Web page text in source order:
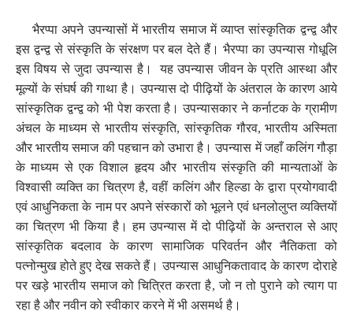
भैरप्पा अपने उपन्यासों में भारतीय समाज में व्याप्त सांस्कृतिक द्वन्द्व और
इस द्वन्द्व से संस्कृति के संरक्षण पर बल देते हैं। भैरप्पा का उपन्यास गोधूलि
इस विषय से जुदा उपन्यास है।
यह उपन्यास जीवन के प्रति आस्था और
मूल्यों के संघर्ष की गाथा है। उपन्यास दो पीढ़ियों के अंतराल के कारण आये
सांस्कृतिक द्वन्द्व को भी पेश करता है। उपन्यासकार ने कर्नाटक के ग्रामीण
अंचल के माध्यम से भारतीय संस्कृति,सांस्कृतिक गौरव,भारतीय अस्मिता
और भारतीय समाज की पहचान को उभारा है। उपन्यास में जहाँ कलिंग गौड़ा
के माध्यम से एक विशाल हृदय और भारतीय संस्कृति की मान्यताओं के
विश्वासी व्यक्ति का चित्रण है,वहीं कलिंग और हिल्डा के द्वारा प्रयोगवादी
एवं आधुनिकता के नाम पर अपने संस्कारों को भूलने एवं धनलोलुप्त व्यक्तियों
का चित्रण भी किया है। हम उपन्यास में दो पीढ़ियों के अन्तराल से आए
सांस्कृतिक बदलाव के कारण सामाजिक परिवर्तन और नैतिकता को
पत्नोन्मुख होते हुए देख सकते हैं। उपन्यास आधुनिकतावाद के कारण दोराहे
पर खड़े भारतीय समाज को चित्रित करता है,जो न तो पुराने को त्याग पा
रहा है और नवीन को स्वीकार करने में भी असमर्थ है।